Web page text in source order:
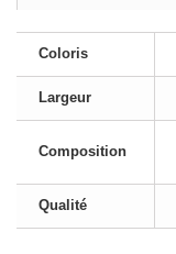
Coloris
Largeur
Composition
Qualité